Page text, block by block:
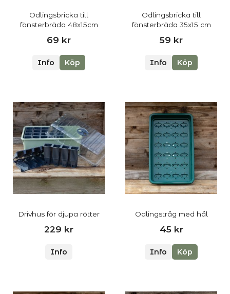
Odlingsbricka till
fönsterbräda 48x15cm
69 kr
Info Köp
Odlingsbricka till
fönsterbräda 35x15 cm
59 kr
Info Köp
Drivhus för djupa rötter
229 kr
Info
Odlingstråg med hål
45 kr
Info Köp